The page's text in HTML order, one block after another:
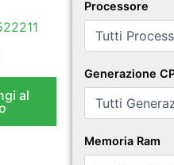
al
Processore
Generazione
Memoria Ram